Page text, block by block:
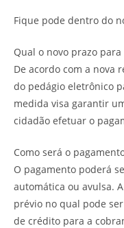
Fique pode dentro do
Qual o novo prazo
De acordo com a nova
do pedágio eletrônico
medida visa garantir
cidadão efetuar o
Como será o
O pagamento poderá
automática ou avulsa.
prévio no qual pode
de crédito para a